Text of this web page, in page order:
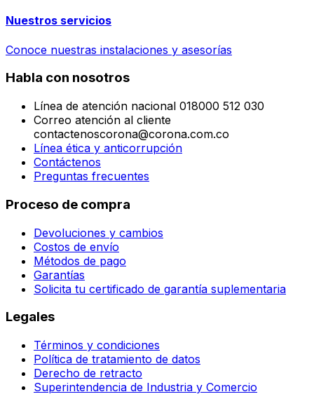
Nuestros servicios
Conoce nuestras instalaciones y asesorías
Habla con nosotros
Línea de atención nacional 018000 512 030
Correo atención al cliente
contactenoscorona@corona.com.co
Línea ética y anticorrupción
Contáctenos
Preguntas frecuentes
Proceso de compra
Devoluciones y cambios
Costos de envío
Métodos de pago
Garantías
Solicita tu certificado de garantía suplementaria
Legales
Términos y condiciones
Política de tratamiento de datos
Derecho de retracto
Superintendencia de Industria y Comercio